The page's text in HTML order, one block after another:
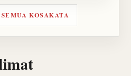
KOSAKATA